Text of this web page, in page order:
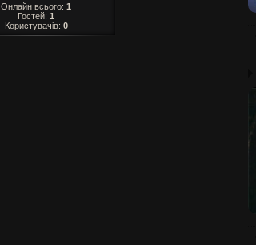
Онлайн всього: 1
Гостей: 1
Користувачів: 0